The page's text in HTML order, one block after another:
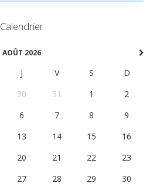
Calendrier
AOÛT 2026
J V S
D
30 31 1
2
6 7 8
9
13 14 15
16
20 21 22
23
27 28 29
30